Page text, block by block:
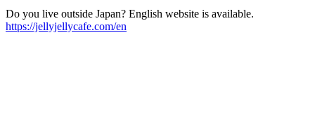
Do you live outside Japan? English website is available.
https://jellyjellycafe.com/en